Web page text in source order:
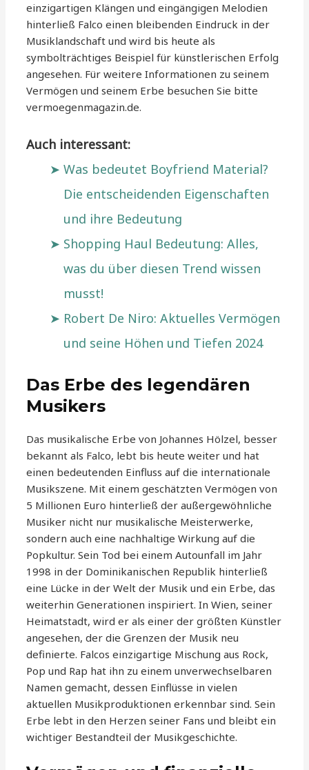
einzigartigen Klängen und eingängigen Melodien
hinterließ Falco einen bleibenden Eindruck in der
Musiklandschaft und wird bis heute als
symbolträchtiges Beispiel für künstlerischen Erfolg
angesehen. Für weitere Informationen zu seinem
Vermögen und seinem Erbe besuchen Sie bitte
vermoegenmagazin.de.
Auch interessant:
Was bedeutet Boyfriend Material?
Die entscheidenden Eigenschaften
und ihre Bedeutung
Shopping Haul Bedeutung: Alles,
was du über diesen Trend wissen
musst!
Robert De Niro: Aktuelles Vermögen
und seine Höhen und Tiefen 2024
Das Erbe des legendären
Musikers
Das musikalische Erbe von Johannes Hölzel, besser
bekannt als Falco, lebt bis heute weiter und hat
einen bedeutenden Einfluss auf die internationale
Musikszene. Mit einem geschätzten Vermögen von
5 Millionen Euro hinterließ der außergewöhnliche
Musiker nicht nur musikalische Meisterwerke,
sondern auch eine nachhaltige Wirkung auf die
Popkultur. Sein Tod bei einem Autounfall im Jahr
1998 in der Dominikanischen Republik hinterließ
eine Lücke in der Welt der Musik und ein Erbe, das
weiterhin Generationen inspiriert. In Wien, seiner
Heimatstadt, wird er als einer der größten Künstler
angesehen, der die Grenzen der Musik neu
definierte. Falcos einzigartige Mischung aus Rock,
Pop und Rap hat ihn zu einem unverwechselbaren
Namen gemacht, dessen Einflüsse in vielen
aktuellen Musikproduktionen erkennbar sind. Sein
Erbe lebt in den Herzen seiner Fans und bleibt ein
wichtiger Bestandteil der Musikgeschichte.